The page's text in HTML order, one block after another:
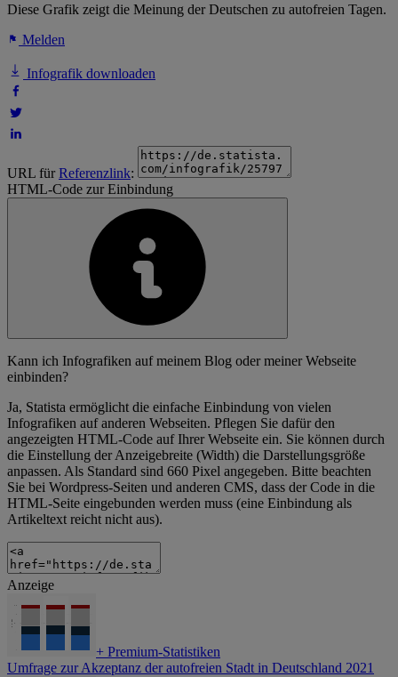
Diese Grafik zeigt die Meinung der Deutschen zu autofreien Tagen.
Melden
Infografik downloaden
URL fürReferenzlink:
HTML-Code zur Einbindung
Kann ich Infografiken auf meinem Blog oder meiner Webseite
einbinden?
Ja, Statista ermöglicht die einfache Einbindung von vielen
Infografiken auf anderen Webseiten. Pflegen Sie dafür den
angezeigten HTML-Code auf Ihrer Webseite ein. Sie können durch
die Einstellung der Anzeigebreite (Width) die Darstellungsgröße
anpassen. Als Standard sind 660 Pixel angegeben. Bitte beachten
Sie bei Wordpress-Seiten und anderen CMS, dass der Code in die
HTML-Seite eingebunden werden muss (eine Einbindung als
Artikeltext reicht nicht aus).
Anzeige
+ Premium-Statistiken
Umfrage zur Akzeptanz der autofreien Stadt in Deutschland 2021